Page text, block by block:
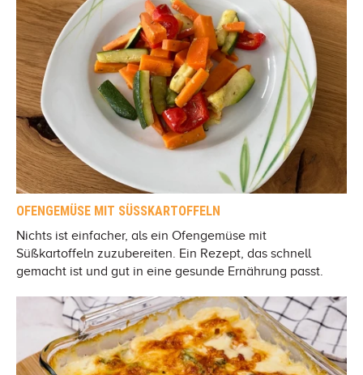
OFENGEMÜSE MIT SÜSSKARTOFFELN
Nichts ist einfacher, als ein Ofengemüse mit
Süßkartoffeln zuzubereiten. Ein Rezept, das schnell
gemacht ist und gut in eine gesunde Ernährung passt.